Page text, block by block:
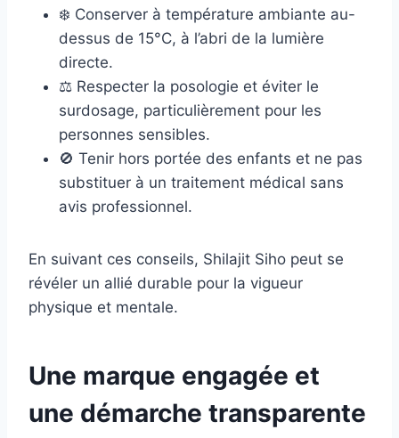
❄️ Conserver à température ambiante au-
dessus de 15°C, à l’abri de la lumière
directe.
⚖️ Respecter la posologie et éviter le
surdosage, particulièrement pour les
personnes sensibles.
🚫 Tenir hors portée des enfants et ne pas
substituer à un traitement médical sans
avis professionnel.
En suivant ces conseils, Shilajit Siho peut se
révéler un allié durable pour la vigueur
physique et mentale.
Une marque engagée et
une démarche transparente